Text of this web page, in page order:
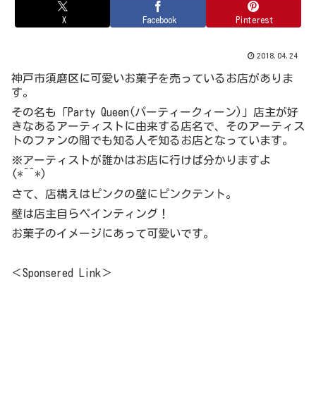
X Facebook Pinterest
2018.04.24
神戸市須磨区に可愛いお菓子を売っているお店がありま
す。
その名も「Party Queen(パーティークィーン)」店主が好
きなあるアーティストに由来する店名で、そのアーティス
トのファンの間でも知る人ぞ知るお店となっています。
※アーティストが誰かはお店に行けば分かりますよ
(*^^*)
さて、店構えはピンクの壁にピンクテント。
壁は店主自らペインティング！
お菓子のイメージにあって可愛いです。
＜Sponsered Link＞